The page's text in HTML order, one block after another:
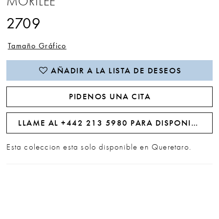
2709
Tamaño Gráfico
AÑADIR A LA LISTA DE DESEOS
PIDENOS UNA CITA
LLAME AL +442 213 5980 PARA DISPONIBILIDAD
Esta coleccion esta solo disponible en Queretaro.